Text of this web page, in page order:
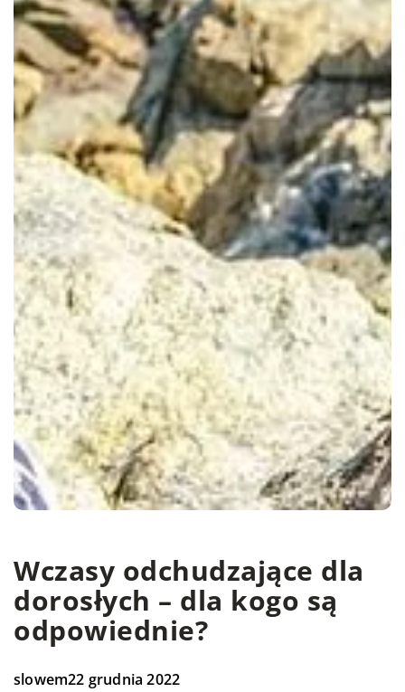
Wczasy odchudzające dla
dorosłych – dla kogo są
odpowiednie?
slowem22 grudnia 2022